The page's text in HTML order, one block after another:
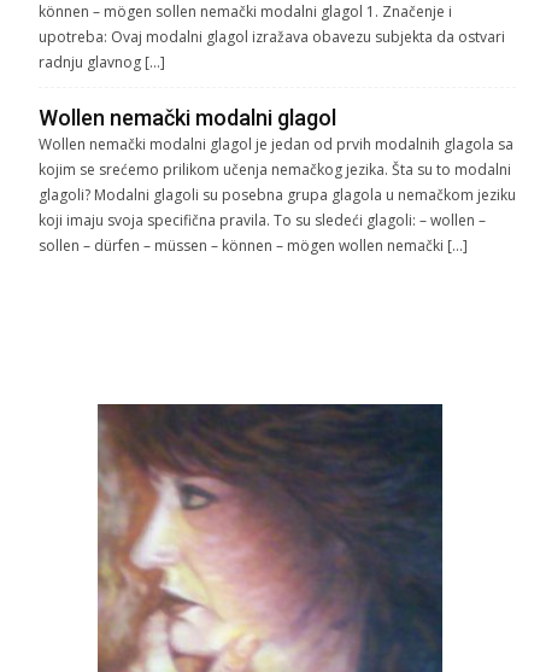
können – mögen sollen nemački modalni glagol 1. Značenje i
upotreba: Ovaj modalni glagol izražava obavezu subjekta da ostvari
radnju glavnog […]
Wollen nemački modalni glagol
Wollen nemački modalni glagol je jedan od prvih modalnih glagola sa
kojim se srećemo prilikom učenja nemačkog jezika. Šta su to modalni
glagoli? Modalni glagoli su posebna grupa glagola u nemačkom jeziku
koji imaju svoja specifična pravila. To su sledeći glagoli: – wollen –
sollen – dürfen – müssen – können – mögen wollen nemački […]